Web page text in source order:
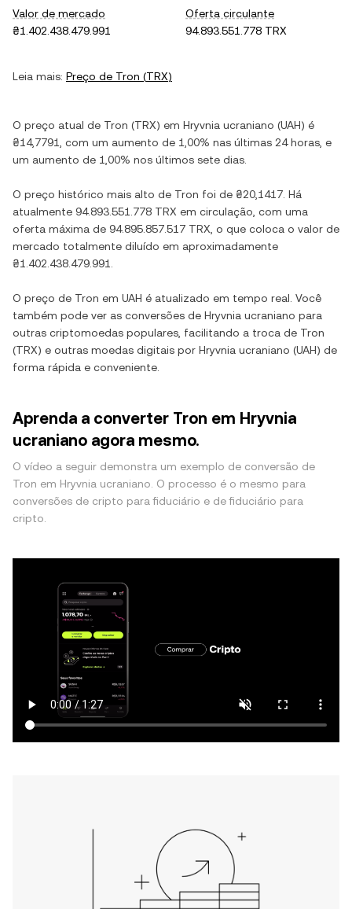
Valor de mercado
₴1.402.438.479.991
Oferta circulante
94.893.551.778 TRX
Leia mais: Preço de Tron (TRX)
O preço atual de Tron (TRX) em Hryvnia ucraniano (UAH) é
₴14,7791
, com um aumento de 1,00% nas últimas 24 horas, e
um aumento de 1,00% nos últimos sete dias.
O preço histórico mais alto de Tron foi de ₴20,1417 . Há
atualmente 94.893.551.778 TRX em circulação, com uma
oferta máxima de 94.895.857.517 TRX , o que coloca o valor de
mercado totalmente diluído em aproximadamente
₴1.402.438.479.991
O preço de Tron em UAH é atualizado em tempo real. Você
também pode ver as conversões de Hryvnia ucraniano para
outras criptomoedas populares, facilitando a troca de Tron
(TRX) e outras moedas digitais por Hryvnia ucraniano (UAH) de
forma rápida e conveniente.
Aprenda a converter Tron em Hryvnia
ucraniano agora mesmo.
O vídeo a seguir demonstra um exemplo de conversão de
Tron em Hryvnia ucraniano. O processo é o mesmo para
conversões de cripto para fiduciário e de fiduciário para
cripto.